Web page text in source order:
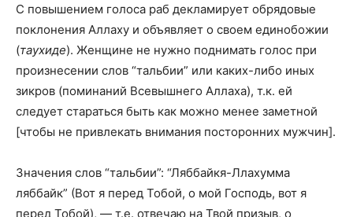
С повышением голоса раб декламирует обрядовые
поклонения Аллаху и объявляет о своем единобожии
(таухиде). Женщине не нужно поднимать голос при
произнесении слов “тальбии” или каких-либо иных
зикров (поминаний Всевышнего Аллаха), т.к. ей
следует стараться быть как можно менее заметной
[чтобы не привлекать внимания посторонних мужчин].
Значения слов “тальбии”: “Ляббайкя-Ллахумма
ляббайк” (Вот я перед Тобой, о мой Господь, вот я
перед Тобой), — т.е. отвечаю на Твой призыв, о